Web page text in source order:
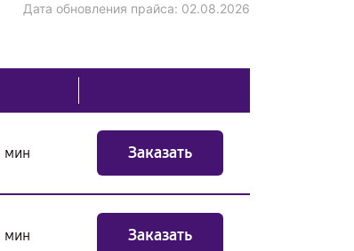
Дата обновления прайса: 02.08.2026
мин Заказать
мин Заказать